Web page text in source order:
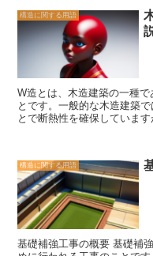
り、床の安定性を確保することができます
の調整機能により、様々な
現場で、構造物や部品の緊
用を検討してみてください
必要ですので、専門家のア
安全性の確保踊り場は、非
す。火災や地震などの災害
安全に避難するための重要
計は避難の容易さや安全性を
空間の利用効率を高める踊
ための手段でもあります。
れることが多いため、通常
す。そのため、踊り場の設
ら、機能性と美しさを両立させる必
踊り場のデザインによって
ます。そのため、踊り場の
ルに合わせた配慮が必要です。 以上が、踊り場の主な役割です
築やリフォームにおいて、
です。人々の移動や安全性
様々な要素を考慮しながら
構造に関する用語
W造とは、木造建築の一種
とです。一般的な木造建築
とで断熱性を確保していま
熱や冷気の侵入を防ぐため
す。これにより、冬は暖か
とができます。 また、W造は耐震性にも優れています。二重の壁構
造が地震の揺れを吸収し、
物となります。これは、木
させるための効果的な手法として注
は環境にも優しい建築方法
化炭素を吸収するため、建
構造に関する用語
基礎補強工事の概要 基礎補強工事は、建物の基礎部分を強化するた